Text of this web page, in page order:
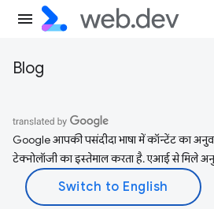
Blog
Google आपकी पसंदीदा भाषा में कॉन्टेंट का
टेक्नोलॉजी का इस्तेमाल करता है. एआई से मिले